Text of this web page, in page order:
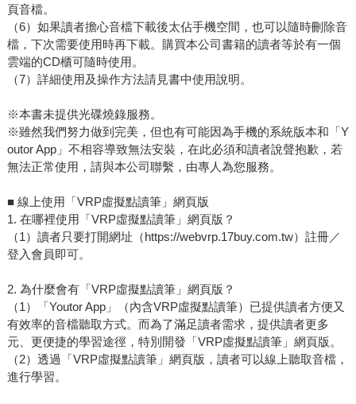
頁音檔。
（6）如果讀者擔心音檔下載後太佔手機空間，也可以隨時刪除音
檔，下次需要使用時再下載。購買本公司書籍的讀者等於有一個
雲端的CD櫃可隨時使用。
（7）詳細使用及操作方法請見書中使用說明。
※本書未提供光碟燒錄服務。
※雖然我們努力做到完美，但也有可能因為手機的系統版本和「Y
outor App」不相容導致無法安裝，在此必須和讀者說聲抱歉，若
無法正常使用，請與本公司聯繫，由專人為您服務。
■ 線上使用「VRP虛擬點讀筆」網頁版
1. 在哪裡使用「VRP虛擬點讀筆」網頁版？
（1）讀者只要打開網址（https://webvrp.17buy.com.tw）註冊／
登入會員即可。
2. 為什麼會有「VRP虛擬點讀筆」網頁版？
（1）「Youtor App」（內含VRP虛擬點讀筆）已提供讀者方便又
有效率的音檔聽取方式。而為了滿足讀者需求，提供讀者更多
元、更便捷的學習途徑，特別開發「VRP虛擬點讀筆」網頁版。
（2）透過「VRP虛擬點讀筆」網頁版，讀者可以線上聽取音檔，
進行學習。